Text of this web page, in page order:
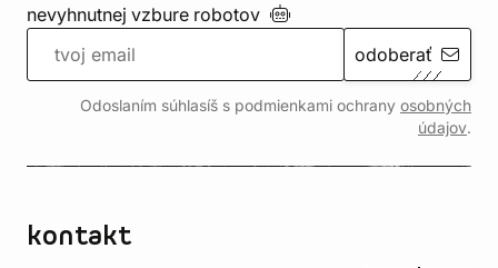
nevyhnutnej vzbure robotov
odoberať
Odoslaním súhlasíš s podmienkami ochrany osobných
údajov.
kontakt